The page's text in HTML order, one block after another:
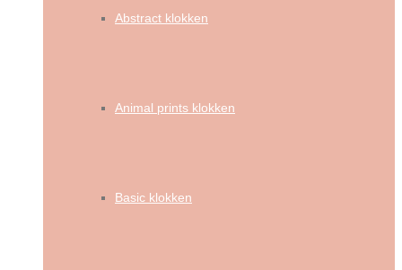
Abstract klokken
Animal prints klokken
Basic klokken